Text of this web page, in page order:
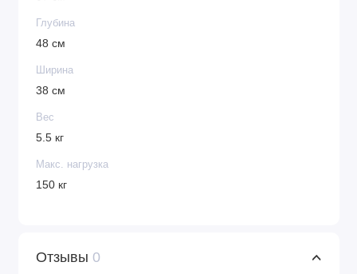
Глубина
48 см
Ширина
38 см
Вес
5.5 кг
Макс. нагрузка
150 кг
Отзывы 0